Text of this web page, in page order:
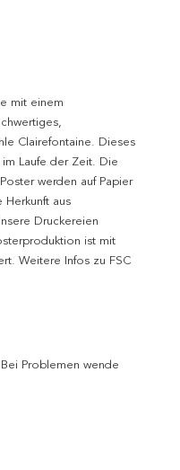
mit einem
Clairefontaine. Dieses
Laufe der Zeit. Die
werden auf Papier
aus
Druckereien
ist mit
Weitere Infos zu FSC
Problemen wende